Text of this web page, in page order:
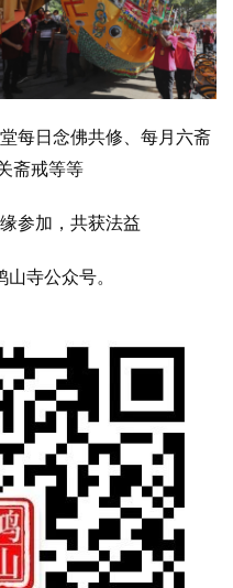
每日念佛共修、每月六斋
斋戒等等
参加，共获法益
寺公众号。